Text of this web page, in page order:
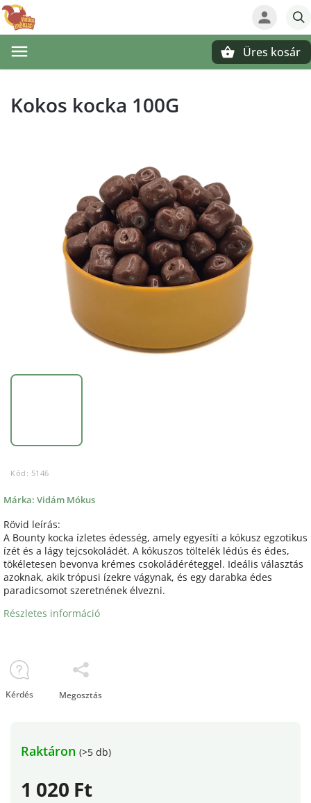
Üres kosár
Kokos kocka 100G
Kód: 5146
Márka: Vidám Mókus
1 020 Ft
Raktáron (>5 db)
Rövid leírás:
A Bounty kocka ízletes édesség, amely egyesíti a kókusz egzotikus
ízét és a lágy tejcsokoládét. A kókuszos töltelék lédús és édes,
tökéletesen bevonva krémes csokoládéréteggel. Ideális választás
azoknak, akik trópusi ízekre vágynak, és egy darabka édes
paradicsomot szeretnének élvezni.
Részletes információ
Kérdés Megosztás